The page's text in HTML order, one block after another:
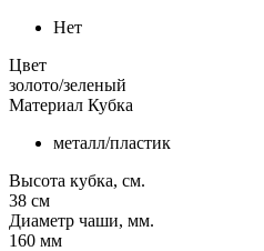
Нет
Цвет
золото/зеленый
Материал Кубка
металл/пластик
Высота кубка, см.
38 см
Диаметр чаши, мм.
160 мм